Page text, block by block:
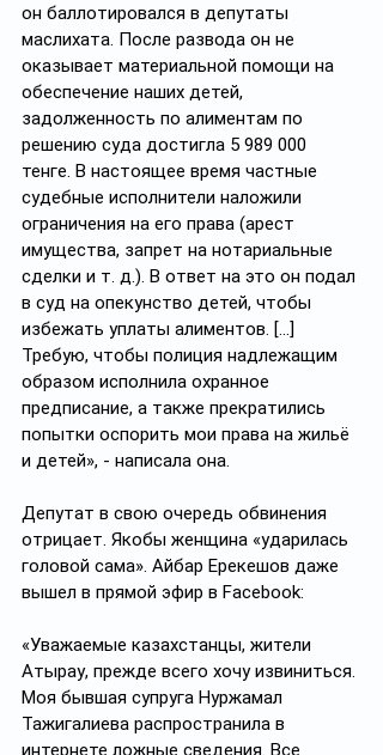
он баллотировался в депутаты
маслихата. После развода он не
оказывает материальной помощи на
обеспечение наших детей,
задолженность по алиментам по
решению суда достигла 5 989 000
тенге. В настоящее время частные
судебные исполнители наложили
ограничения на его права (арест
имущества, запрет на нотариальные
сделки и т. д.). В ответ на это он подал
в суд на опекунство детей, чтобы
избежать уплаты алиментов. [...]
Требую, чтобы полиция надлежащим
образом исполнила охранное
предписание, а также прекратились
попытки оспорить мои права на жильё
и детей», - написала она.
Депутат в свою очередь обвинения
отрицает. Якобы женщина «ударилась
головой сама». Айбар Ерекешов даже
вышел в прямой эфир в Facebook:
«Уважаемые казахстанцы, жители
Атырау, прежде всего хочу извиниться.
Моя бывшая супруга Нуржамал
Тажигалиева распространила в
интернете ложные сведения. Все